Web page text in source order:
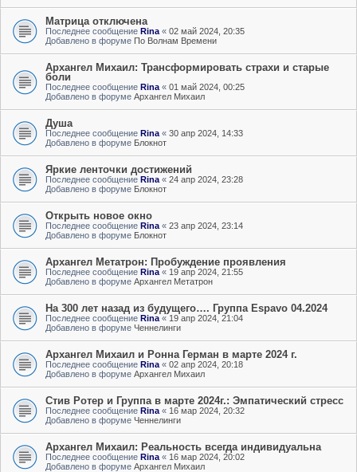
Матрица отключена
Последнее сообщение Rina « 02 май 2024, 20:35
Добавлено в форуме По Волнам Времени
Архангел Михаил: Трансформировать страхи и старые
боли
Последнее сообщение Rina « 01 май 2024, 00:25
Добавлено в форуме Архангел Михаил
Душа
Последнее сообщение Rina « 30 апр 2024, 14:33
Добавлено в форуме Блокнот
Яркие ленточки достижений
Последнее сообщение Rina « 24 апр 2024, 23:28
Добавлено в форуме Блокнот
Открыть новое окно
Последнее сообщение Rina « 23 апр 2024, 23:14
Добавлено в форуме Блокнот
Архангел Метатрон: Пробуждение проявления
Последнее сообщение Rina « 19 апр 2024, 21:55
Добавлено в форуме Архангел Метатрон
На 300 лет назад из будущего…. Группа Espavo 04.2024
Последнее сообщение Rina « 19 апр 2024, 21:04
Добавлено в форуме Ченнелинги
Архангел Михаил и Ронна Герман в марте 2024 г.
Последнее сообщение Rina « 02 апр 2024, 20:18
Добавлено в форуме Архангел Михаил
Стив Ротер и Группа в марте 2024г.: Эмпатический стресс
Последнее сообщение Rina « 16 мар 2024, 20:32
Добавлено в форуме Ченнелинги
Архангел Михаил: Реальность всегда индивидуальна
Последнее сообщение Rina « 16 мар 2024, 20:02
Добавлено в форуме Архангел Михаил